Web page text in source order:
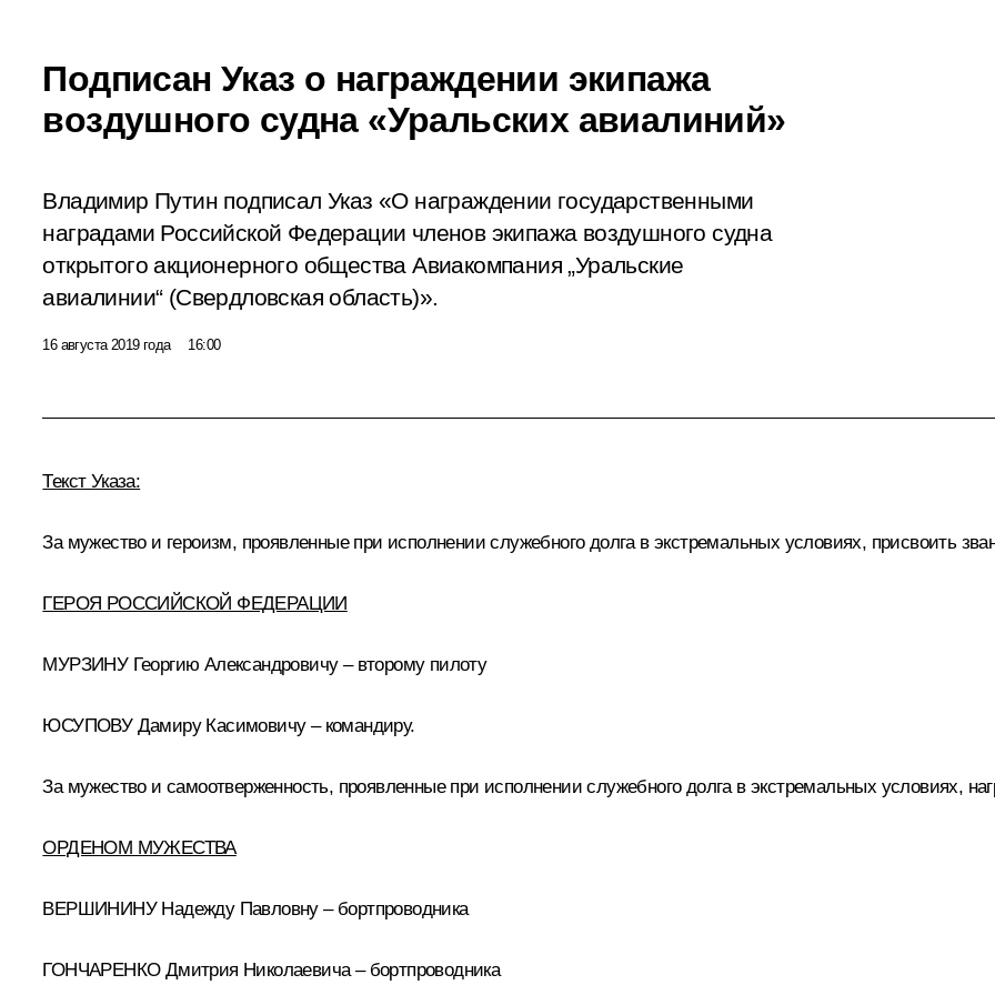
Подписан Указ о награждении экипажа
воздушного судна «Уральских авиалиний»
Владимир Путин подписал Указ «О награждении государственными
наградами Российской Федерации членов экипажа воздушного судна
открытого акционерного общества Авиакомпания „Уральские
авиалинии“ (Свердловская область)».
16 августа 2019 года 16:00
Текст Указа:
За мужество и героизм, проявленные при исполнении служебного долга в экстремальных условиях, присвоить
ГЕРОЯ РОССИЙСКОЙ ФЕДЕРАЦИИ
МУРЗИНУ Георгию Александровичу – второму пилоту
ЮСУПОВУ Дамиру Касимовичу – командиру.
За мужество и самоотверженность, проявленные при исполнении служебного долга в экстремальных условиях,
ОРДЕНОМ МУЖЕСТВА
ВЕРШИНИНУ Надежду Павловну – бортпроводника
ГОНЧАРЕНКО Дмитрия Николаевича – бортпроводника